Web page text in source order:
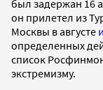
был задержан 16
он прилетел из
Москвы в августе
определенных
список
экстремизму.